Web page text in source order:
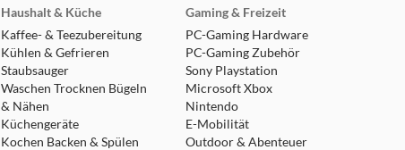
Haushalt & Küche
Kaffee- & Teezubereitung
Kühlen & Gefrieren
Staubsauger
Waschen Trocknen Bügeln
& Nähen
Küchengeräte
Kochen Backen & Spülen
Gaming & Freizeit
PC-Gaming Hardware
PC-Gaming Zubehör
Sony Playstation
Microsoft Xbox
Nintendo
E-Mobilität
Outdoor & Abenteuer